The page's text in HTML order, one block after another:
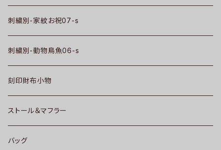
刺繍別-家紋お祝07-s
刺繍別-動物鳥魚06-s
刻印財布小物
ストール＆マフラー
バッグ